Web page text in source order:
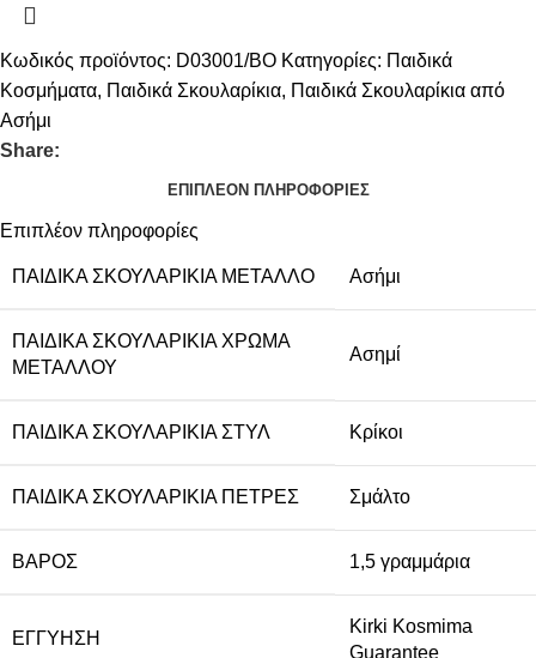
Κωδικός προϊόντος: D03001/BO Κατηγορίες: Παιδικά
Κοσμήματα, Παιδικά Σκουλαρίκια, Παιδικά Σκουλαρίκια από
Ασήμι
Share:
ΕΠΙΠΛΈΟΝ ΠΛΗΡΟΦΟΡΊΕΣ
Επιπλέον πληροφορίες
ΠΑΙΔΙΚΆ ΣΚΟΥΛΑΡΊΚΙΑ ΜΈΤΑΛΛΟ Ασήμι
ΠΑΙΔΙΚΆ ΣΚΟΥΛΑΡΊΚΙΑ ΧΡΏΜΑ
ΜΕΤΆΛΛΟΥ
Ασημί
ΠΑΙΔΙΚΆ ΣΚΟΥΛΑΡΊΚΙΑ ΣΤΎΛ Κρίκοι
ΠΑΙΔΙΚΆ ΣΚΟΥΛΑΡΊΚΙΑ ΠΈΤΡΕΣ Σμάλτο
ΒΆΡΟΣ 1,5 γραμμάρια
ΕΓΓΎΗΣΗ
Kirki Kosmima
Guarantee